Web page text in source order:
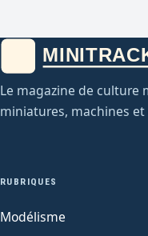
Le magazine de culture
miniatures, machines
RUBRIQUES
Modélisme